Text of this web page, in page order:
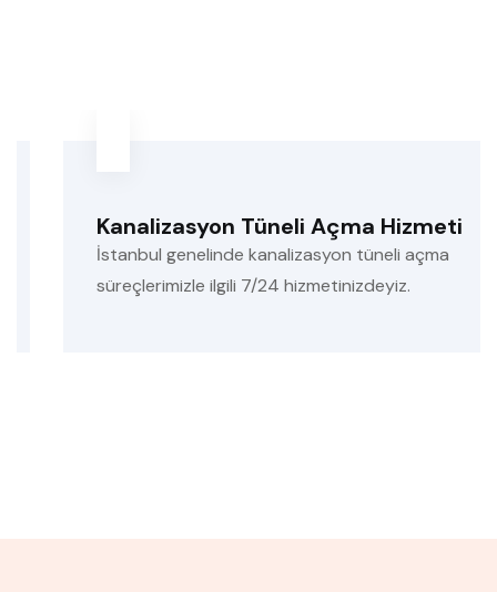
Kanalizasyon Tüneli Açma Hizmeti
İstanbul genelinde kanalizasyon tüneli açma
süreçlerimizle ilgili 7/24 hizmetinizdeyiz.